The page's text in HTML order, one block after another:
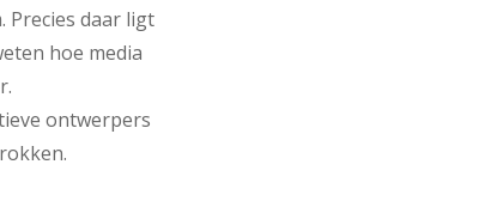
Precies daar ligt
hoe media
ontwerpers